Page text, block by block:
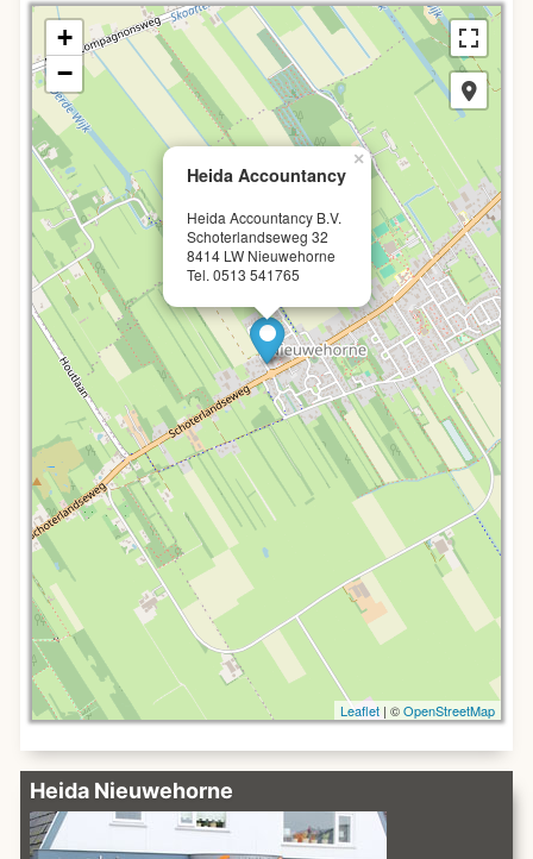
Heida Accountancy
Heida Accountancy B.V.
Schoterlandseweg 32
8414 LW Nieuwehorne
Tel. 0513 541765
×
+
−
Leaflet | ©OpenStreetMap
Heida Nieuwehorne